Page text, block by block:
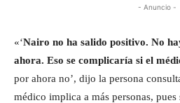
- Anuncio -
«‘Nairo no ha salido positivo. No
ahora. Eso se complicaría si el
por ahora no’, dijo la persona
médico implica a más personas, pues